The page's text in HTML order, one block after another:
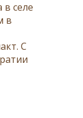
селе
в
С